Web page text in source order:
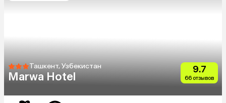
Ташкент, Узбекистан
Marwa Hotel
9.7
66 отзывов